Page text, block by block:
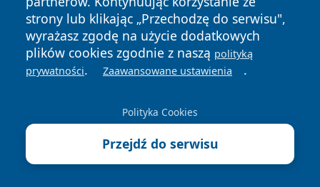
Ostatnie Artykuły
8 sierpnia 2026
Apteki w Mysłowicach - godziny
otwarcia, dyżury, apteka
7 sierpnia 2026
Papierosy ukryte w samochodach i
mieszkaniach. Akcja w Mysłowicach
strony lub klikając „Przechodzę do serwisu",
wyrażasz zgodę na użycie dodatkowych
plików cookies zgodnie z naszą polityką
prywatności. Zaawansowane ustawienia .
Polityka Cookies
Przejdź do serwisu